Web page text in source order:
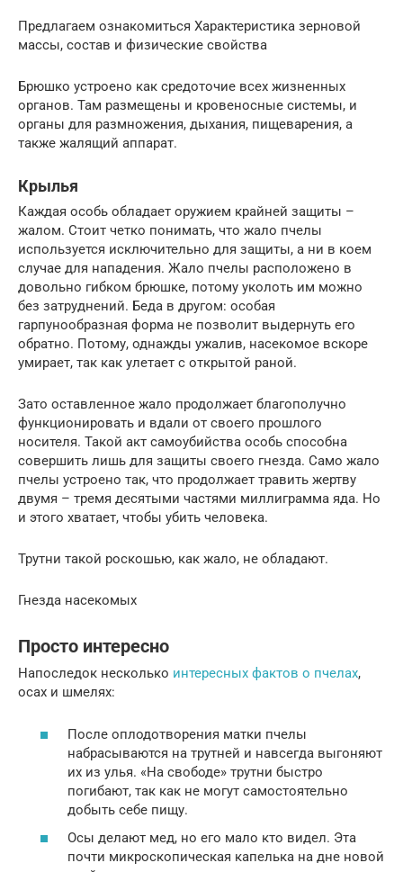
Предлагаем ознакомиться Характеристика зерновой
массы, состав и физические свойства
Брюшко устроено как средоточие всех жизненных
органов. Там размещены и кровеносные системы, и
органы для размножения, дыхания, пищеварения, а
также жалящий аппарат.
Крылья
Каждая особь обладает оружием крайней защиты –
жалом. Стоит четко понимать, что жало пчелы
используется исключительно для защиты, а ни в коем
случае для нападения. Жало пчелы расположено в
довольно гибком брюшке, потому уколоть им можно
без затруднений. Беда в другом: особая
гарпунообразная форма не позволит выдернуть его
обратно. Потому, однажды ужалив, насекомое вскоре
умирает, так как улетает с открытой раной.
Зато оставленное жало продолжает благополучно
функционировать и вдали от своего прошлого
носителя. Такой акт самоубийства особь способна
совершить лишь для защиты своего гнезда. Само жало
пчелы устроено так, что продолжает травить жертву
двумя – тремя десятыми частями миллиграмма яда. Но
и этого хватает, чтобы убить человека.
Трутни такой роскошью, как жало, не обладают.
Гнезда насекомых
Просто интересно
Напоследок несколько интересных фактов о пчелах,
осах и шмелях:
После оплодотворения матки пчелы
набрасываются на трутней и навсегда выгоняют
их из улья. «На свободе» трутни быстро
погибают, так как не могут самостоятельно
добыть себе пищу.
Осы делают мед, но его мало кто видел. Эта
почти микроскопическая капелька на дне новой